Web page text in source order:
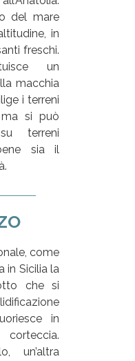
del mare
in
freschi.
un
macchia
i terreni
si può
terreni
sia il
come
in Sicilia la
che si
in
un’altra